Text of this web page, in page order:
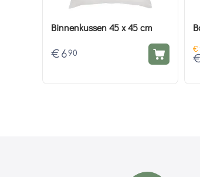
Binnenkussen 45 x 45 cm
€ 6 90 €